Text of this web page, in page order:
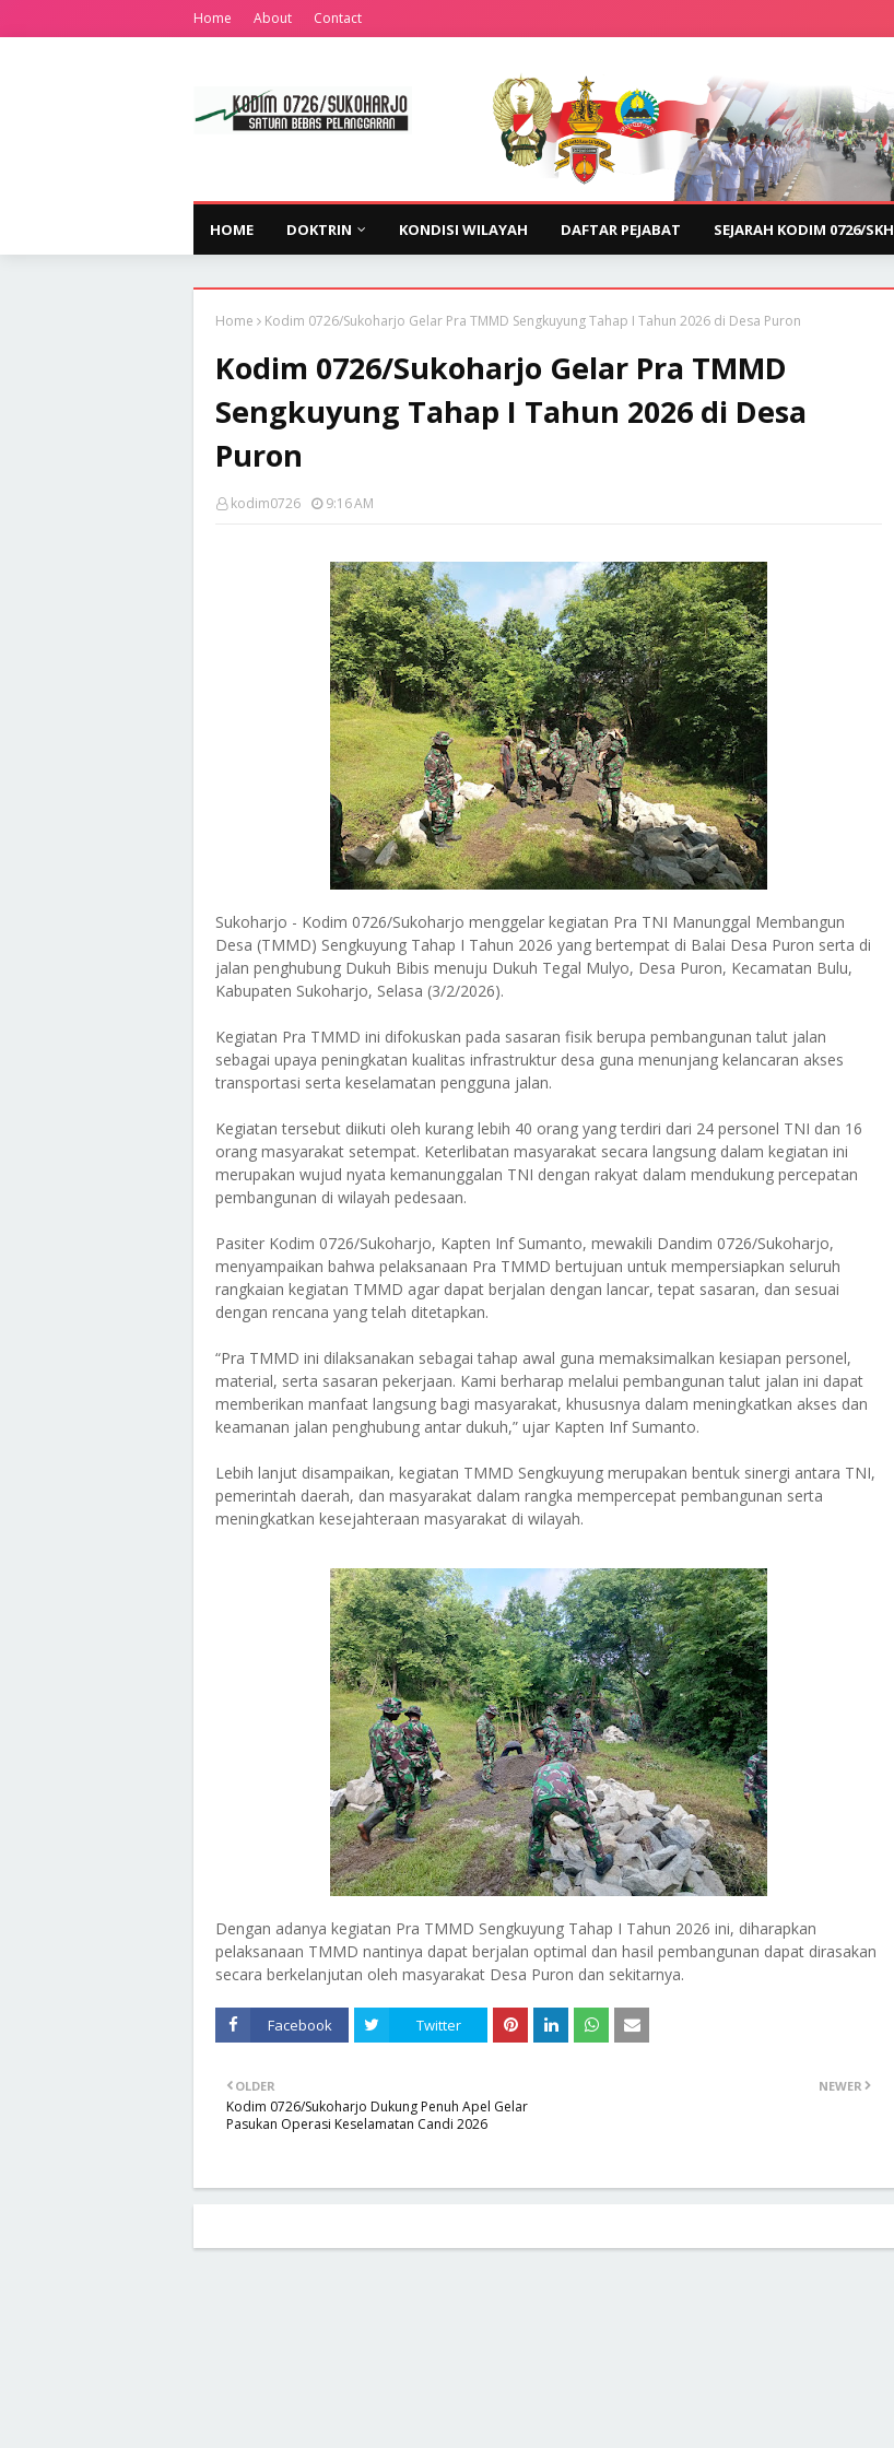
Home About Contact
HOME DOKTRIN KONDISI WILAYAH DAFTAR PEJABAT SEJARAH KODIM 0726/SKH
Home Kodim 0726/Sukoharjo Gelar Pra TMMD Sengkuyung Tahap I Tahun 2026 di Desa Puron
Kodim 0726/Sukoharjo Gelar Pra TMMD
Sengkuyung Tahap I Tahun 2026 di Desa
Puron
kodim0726 9:16 AM
Sukoharjo - Kodim 0726/Sukoharjo menggelar kegiatan Pra TNI Manunggal Membangun
Desa (TMMD) Sengkuyung Tahap I Tahun 2026 yang bertempat di Balai Desa Puron serta di
jalan penghubung Dukuh Bibis menuju Dukuh Tegal Mulyo, Desa Puron, Kecamatan Bulu,
Kabupaten Sukoharjo, Selasa (3/2/2026).
Kegiatan Pra TMMD ini difokuskan pada sasaran fisik berupa pembangunan talut jalan
sebagai upaya peningkatan kualitas infrastruktur desa guna menunjang kelancaran akses
transportasi serta keselamatan pengguna jalan.
Kegiatan tersebut diikuti oleh kurang lebih 40 orang yang terdiri dari 24 personel TNI dan 16
orang masyarakat setempat. Keterlibatan masyarakat secara langsung dalam kegiatan ini
merupakan wujud nyata kemanunggalan TNI dengan rakyat dalam mendukung percepatan
pembangunan di wilayah pedesaan.
Pasiter Kodim 0726/Sukoharjo, Kapten Inf Sumanto, mewakili Dandim 0726/Sukoharjo,
menyampaikan bahwa pelaksanaan Pra TMMD bertujuan untuk mempersiapkan seluruh
rangkaian kegiatan TMMD agar dapat berjalan dengan lancar, tepat sasaran, dan sesuai
dengan rencana yang telah ditetapkan.
“Pra TMMD ini dilaksanakan sebagai tahap awal guna memaksimalkan kesiapan personel,
material, serta sasaran pekerjaan. Kami berharap melalui pembangunan talut jalan ini dapat
memberikan manfaat langsung bagi masyarakat, khususnya dalam meningkatkan akses dan
keamanan jalan penghubung antar dukuh,” ujar Kapten Inf Sumanto.
Lebih lanjut disampaikan, kegiatan TMMD Sengkuyung merupakan bentuk sinergi antara TNI,
pemerintah daerah, dan masyarakat dalam rangka mempercepat pembangunan serta
meningkatkan kesejahteraan masyarakat di wilayah.
Dengan adanya kegiatan Pra TMMD Sengkuyung Tahap I Tahun 2026 ini, diharapkan
pelaksanaan TMMD nantinya dapat berjalan optimal dan hasil pembangunan dapat dirasakan
secara berkelanjutan oleh masyarakat Desa Puron dan sekitarnya.
Facebook Twitter
NEWER
OLDER
Kodim 0726/Sukoharjo Dukung Penuh Apel Gelar
Pasukan Operasi Keselamatan Candi 2026